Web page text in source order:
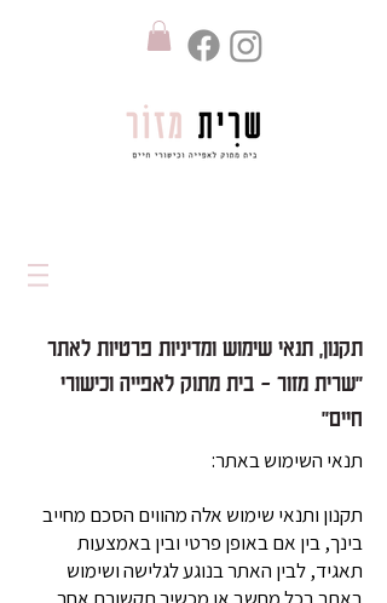
תקנון, תנאי שימוש ומדיניות פרטיות לאתר
״שרית מזור - בית מתוק לאפייה וכישורי
חיים״
תנאי השימוש באתר:
תקנון ותנאי שימוש אלה מהווים הסכם מחייב
בינך, בין אם באופן פרטי ובין באמצעות
תאגיד, לבין האתר בנוגע לגלישה ושימוש